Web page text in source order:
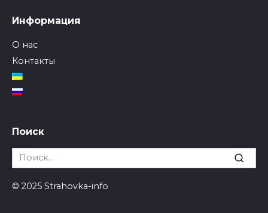
Информация
О нас
Контакты
Поиск
Search
for:
© 2025 Strahovka-info